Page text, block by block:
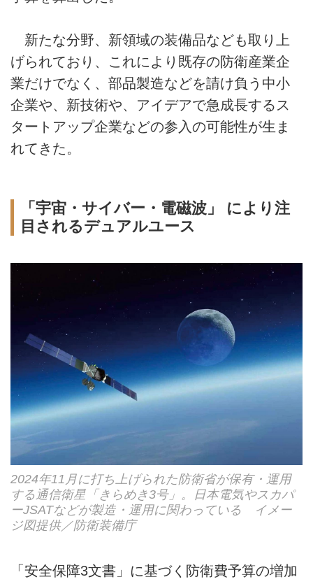
新たな分野、新領域の装備品なども取り上
げられており、これにより既存の防衛産業企
業だけでなく、部品製造などを請け負う中小
企業や、新技術や、アイデアで急成長するス
タートアップ企業などの参入の可能性が生ま
れてきた。
「宇宙・サイバー・電磁波」 により注
目されるデュアルユース
2024年11月に打ち上げられた防衛省が保有・運用
する通信衛星「きらめき3号」。日本電気やスカパ
ーJSATなどが製造・運用に関わっている イメー
ジ図提供／防衛装備庁
「安全保障3文書」に基づく防衛費予算の増加